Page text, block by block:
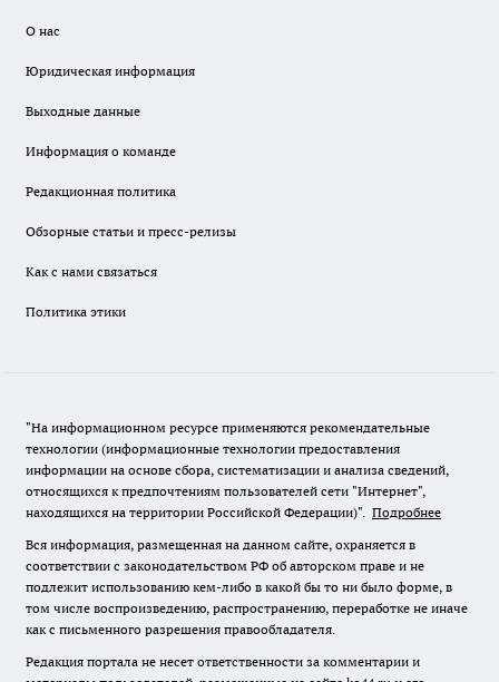
О нас
Юридическая информация
Выходные данные
Информация о команде
Редакционная политика
Обзорные статьи и пресс-релизы
Как с нами связаться
Политика этики
"На информационном ресурсе применяются рекомендательные
технологии (информационные технологии предоставления
информации на основе сбора, систематизации и анализа сведений,
относящихся к предпочтениям пользователей сети "Интернет",
находящихся на территории Российской Федерации)". Подробнее
Вся информация, размещенная на данном сайте, охраняется в
соответствии с законодательством РФ об авторском праве и не
подлежит использованию кем-либо в какой бы то ни было форме, в
том числе воспроизведению, распространению, переработке не иначе
как с письменного разрешения правообладателя.
Редакция портала не несет ответственности за комментарии и